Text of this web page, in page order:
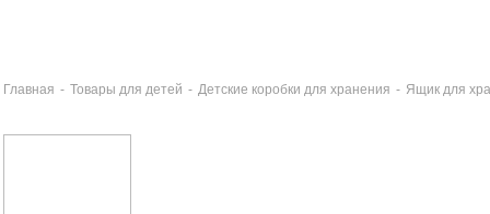
Главная - Товары для детей - Детские коробки для хранения - Ящик для